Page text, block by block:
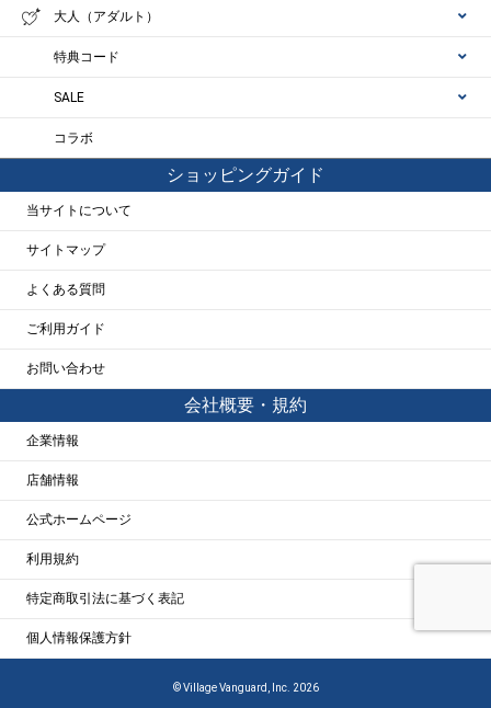
大人（アダルト）
特典コード
SALE
コラボ
ショッピングガイド
当サイトについて
サイトマップ
よくある質問
ご利用ガイド
お問い合わせ
会社概要・規約
企業情報
店舗情報
公式ホームページ
利用規約
特定商取引法に基づく表記
個人情報保護方針
© Village Vanguard, Inc. 2026